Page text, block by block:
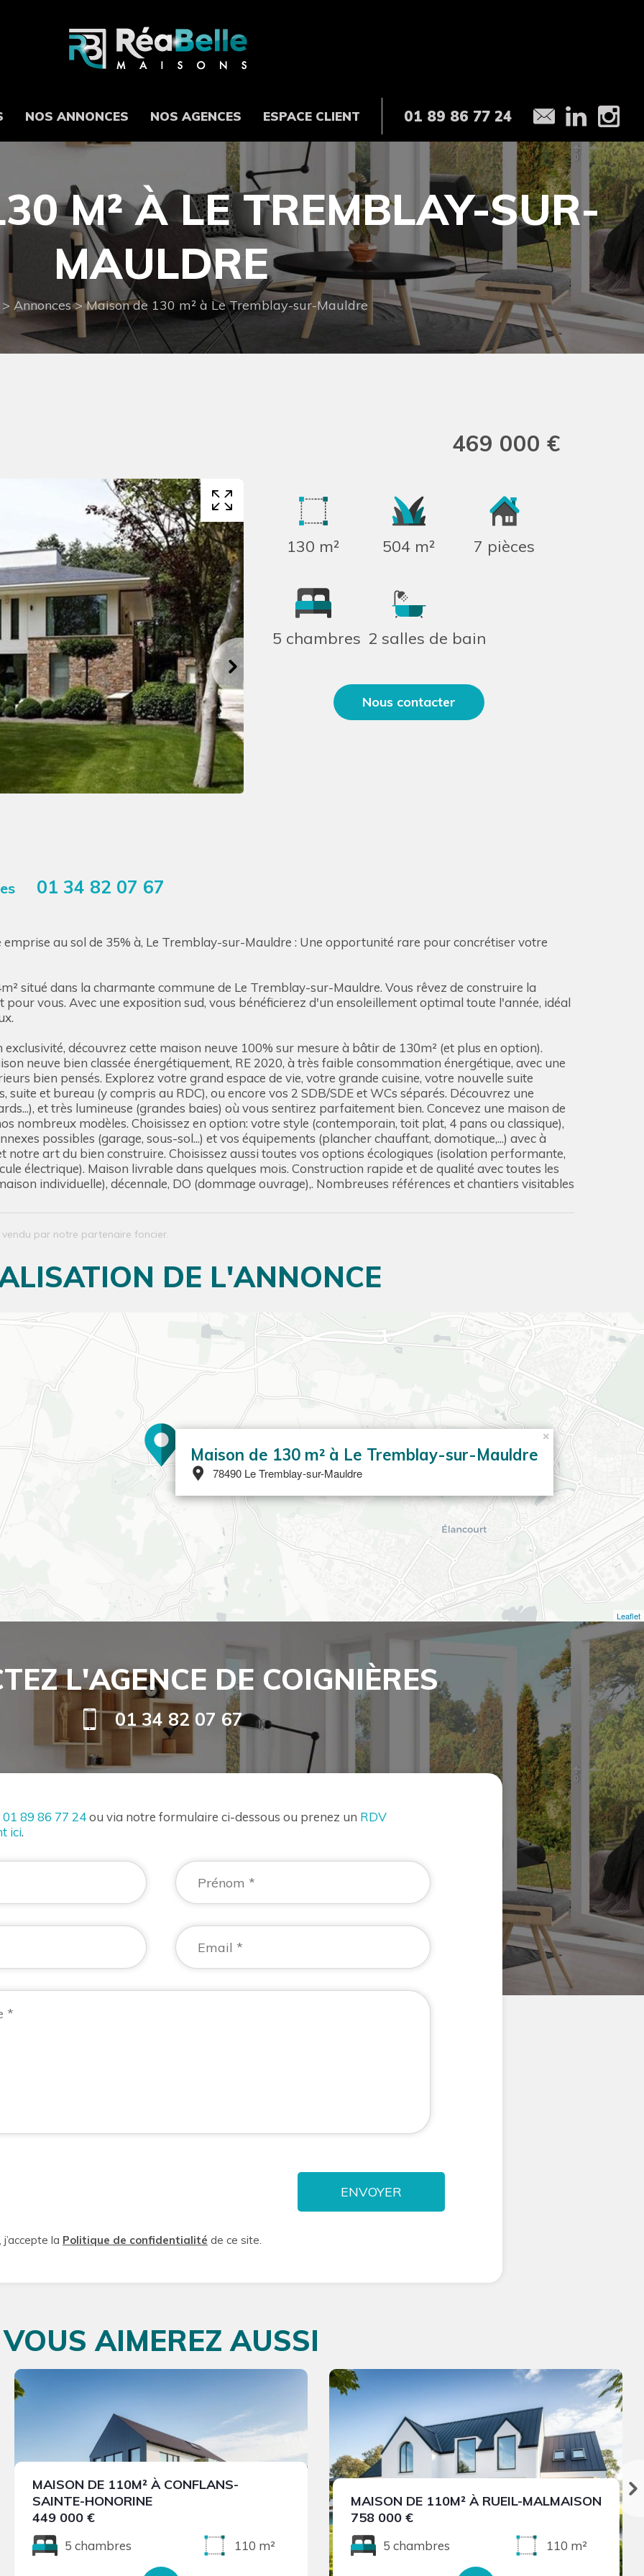
NOS ANNONCES NOS AGENCES ESPACE CLIENT 01 89 86 77 24
M² À LE TREMBLAY-SUR-
MAULDRE
Annonces>Maison de 130 m² à Le Tremblay-sur-Mauldre
469 000 €
130 m² 504 m² 7 pièces
5 chambres 2 salles de bain
Nous contacter
01 34 82 07 67
au sol de 35% à, Le Tremblay-sur-Mauldre : Une opportunité rare pour concrétiser votre
situé dans la charmante commune de Le Tremblay-sur-Mauldre. Vous rêvez de construire la
vous. Avec une exposition sud, vous bénéficierez d'un ensoleillement optimal toute l'année, idéal
découvrez cette maison neuve 100% sur mesure à bâtir de 130m² (et plus en option).
neuve bien classée énergétiquement, RE 2020, à très faible consommation énergétique, avec une
bien pensés. Explorez votre grand espace de vie, votre grande cuisine, votre nouvelle suite
suite et bureau (y compris au RDC), ou encore vos 2 SDB/SDE et WCs séparés. Découvrez une
et très lumineuse (grandes baies) où vous sentirez parfaitement bien. Concevez une maison de
nombreux modèles. Choisissez en option: votre style (contemporain, toit plat, 4 pans ou classique),
possibles (garage, sous-sol...) et vos équipements (plancher chauffant, domotique,...) avec à
notre art du bien construire. Choisissez aussi toutes vos options écologiques (isolation performante,
électrique). Maison livrable dans quelques mois. Construction rapide et de qualité avec toutes les
individuelle), décennale, DO (dommage ouvrage),. Nombreuses références et chantiers visitables
par notre partenaire foncier.
DE L'ANNONCE
Maison de 130 m² à Le Tremblay-sur-Mauldre
78490 Le Tremblay-sur-Mauldre
×
Leaflet
L'AGENCE DE COIGNIÈRES
01 34 82 07 67
01 89 86 77 24ou via notre formulaire ci-dessous ou prenez un RDV
ici.
la Politique de confidentialité de ce site.
VOUS AIMEREZ AUSSI
MAISON DE 110M² À CONFLANS-
SAINTE-HONORINE
449 000 €
5 chambres 110 m²
MAISON DE 110M² À RUEIL-MALMAISON
758 000 €
5 chambres 110 m²